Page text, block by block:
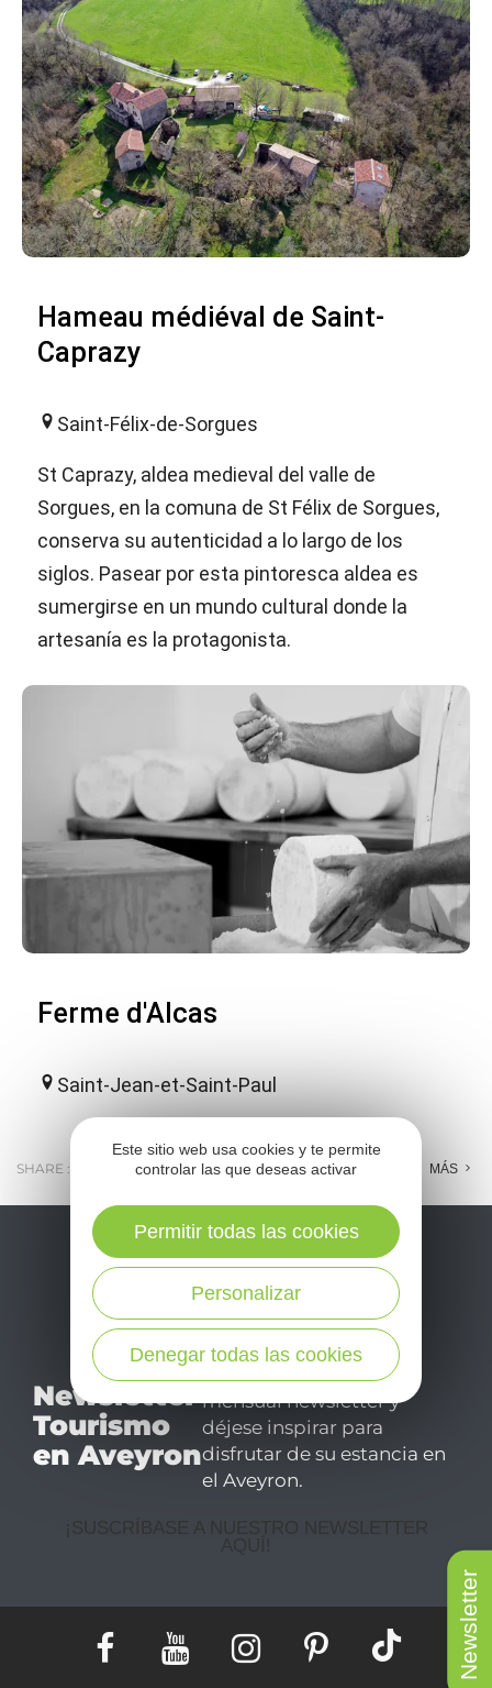
Newsletter
Hameau médiéval de Saint-
Caprazy
Saint-Félix-de-Sorgues
St Caprazy, aldea medieval del valle de
Sorgues, en la comuna de St Félix de Sorgues,
conserva su autenticidad a lo largo de los
siglos. Pasear por esta pintoresca aldea es
sumergirse en un mundo cultural donde la
artesanía es la protagonista.
Ferme d'Alcas
Saint-Jean-et-Saint-Paul
SHARE : E-MAIL MESSENGER FACEBOOK MÁS
Newsletter
Tourismo
en Aveyron
No se pierda nuestro
mensual newsletter y
déjese inspirar para
disfrutar de su estancia en
el Aveyron.
¡SUSCRÍBASE A NUESTRO NEWSLETTER
AQUÍ!
Este sitio web usa cookies y te permite
controlar las que deseas activar
Denegar todas las cookies
Personalizar
Permitir todas las cookies